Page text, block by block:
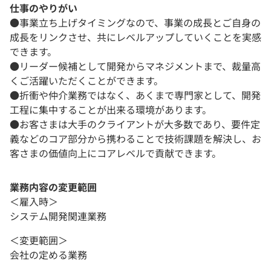
仕事のやりがい
●事業立ち上げタイミングなので、事業の成長とご自身の
成長をリンクさせ、共にレベルアップしていくことを実感
できます。
●リーダー候補として開発からマネジメントまで、裁量高
くご活躍いただくことができます。
●折衝や仲介業務ではなく、あくまで専門家として、開発
工程に集中することが出来る環境があります。
●お客さまは大手のクライアントが大多数であり、要件定
義などのコア部分から携わることで技術課題を解決し、お
客さまの価値向上にコアレベルで貢献できます。
業務内容の変更範囲
＜雇入時＞
システム開発関連業務
＜変更範囲＞
会社の定める業務